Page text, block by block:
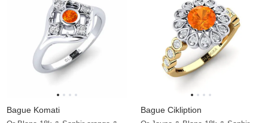
Bague Komati Bague Cikliption